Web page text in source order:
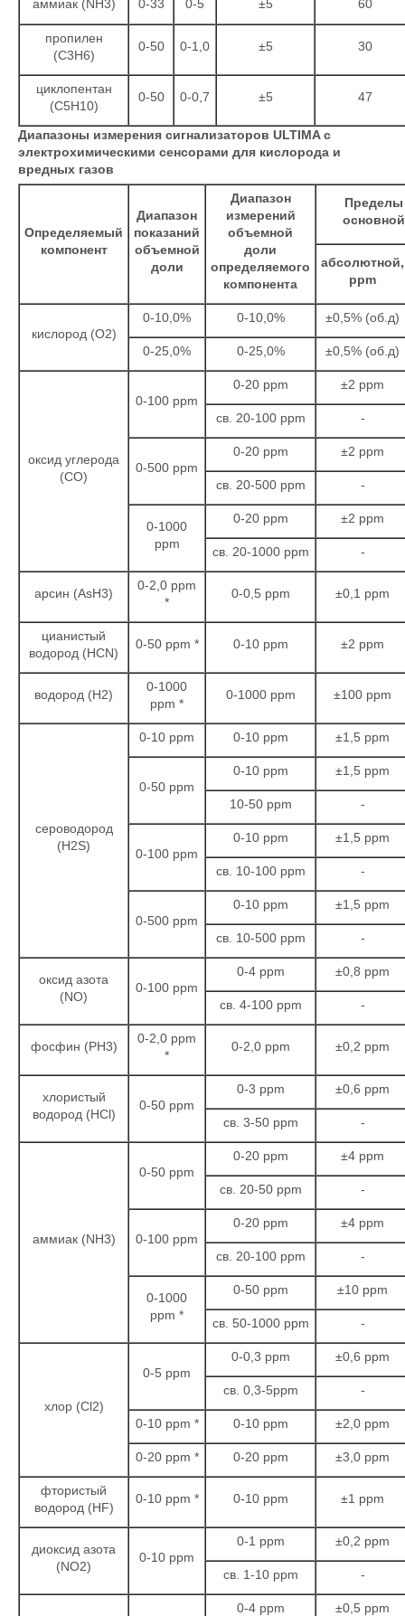
аммиак (NH3) 0-33 0-5 ±5 60
пропилен
(С3Н6)
0-50 0-1,0 ±5 30
циклопентан
(С5Н10)
0-50 0-0,7 ±5 47
Диапазоны измерения сигнализаторов ULTIMA с
электрохимическими сенсорами для кислорода и
вредных газов
Определяемый
компонент
Диапазон
показаний
объемной
доли
Диапазон
измерений
объемной
доли
определяемого
компонента
Пределы
абсолютной,
ppm
кислород (О2)
0-10,0% 0-10,0% ±0,5% (об.д)
0-25,0% 0-25,0% ±0,5% (об.д)
оксид углерода
(СО)
0-100 ppm
0-20 ppm ±2 ppm
св. 20-100 ppm -
0-500 ppm
0-20 ppm ±2 ppm
св. 20-500 ppm -
0-1000
ppm
0-20 ppm ±2 ppm
св. 20-1000 ppm -
арсин (AsH3)
0-2,0 ppm
*
0-0,5 ppm ±0,1 ppm
цианистый
водород (HCN)
0-50 ppm * 0-10 ppm ±2 ppm
водород (Н2)
0-1000
ppm *
0-1000 ppm ±100 ppm
сероводород
(H2S)
0-10 ppm 0-10 ppm ±1,5 ppm
0-50 ppm
0-10 ppm ±1,5 ppm
10-50 ppm -
0-100 ppm
0-10 ppm ±1,5 ppm
св. 10-100 ppm -
0-500 ppm
0-10 ppm ±1,5 ppm
св. 10-500 ppm -
оксид азота
(NO)
0-100 ppm
0-4 ppm ±0,8 ppm
св. 4-100 ppm -
фосфин (PH3)
0-2,0 ppm
*
0-2,0 ppm ±0,2 ppm
хлористый
водород (HCl)
0-50 ppm
0-3 ppm ±0,6 ppm
св. 3-50 ppm -
аммиак (NH3)
0-50 ppm
0-20 ppm ±4 ppm
св. 20-50 ppm -
0-100 ppm
0-20 ppm ±4 ppm
св. 20-100 ppm -
0-1000
ppm *
0-50 ppm ±10 ppm
св. 50-1000 ppm -
хлор (Cl2)
0-5 ppm
0-0,3 ppm ±0,6 ppm
св. 0,3-5ppm -
0-10 ppm * 0-10 ppm ±2,0 ppm
0-20 ppm * 0-20 ppm ±3,0 ppm
фтористый
водород (HF)
0-10 ppm * 0-10 ppm ±1 ppm
диоксид азота
(NO2)
0-10 ppm
0-1 ppm ±0,2 ppm
св. 1-10 ppm -
0-4 ppm ±0,5 ppm